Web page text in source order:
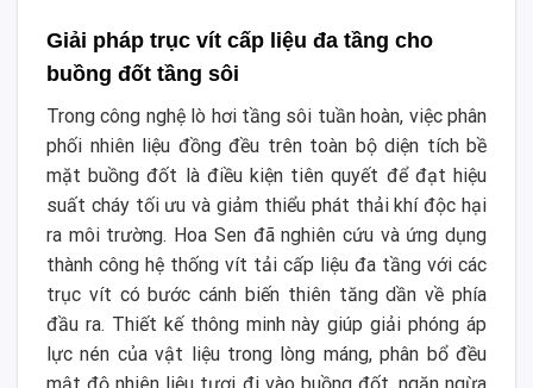
Giải pháp trục vít cấp liệu đa tầng cho
buồng đốt tầng sôi
Trong công nghệ lò hơi tầng sôi tuần hoàn, việc phân
phối nhiên liệu đồng đều trên toàn bộ diện tích bề
mặt buồng đốt là điều kiện tiên quyết để đạt hiệu
suất cháy tối ưu và giảm thiểu phát thải khí độc hại
ra môi trường. Hoa Sen đã nghiên cứu và ứng dụng
thành công hệ thống vít tải cấp liệu đa tầng với các
trục vít có bước cánh biến thiên tăng dần về phía
đầu ra. Thiết kế thông minh này giúp giải phóng áp
lực nén của vật liệu trong lòng máng, phân bổ đều